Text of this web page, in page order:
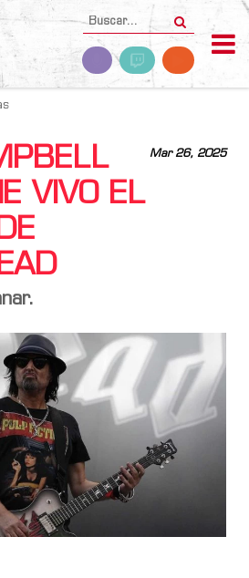
Mar 26, 2025
VIVO EL